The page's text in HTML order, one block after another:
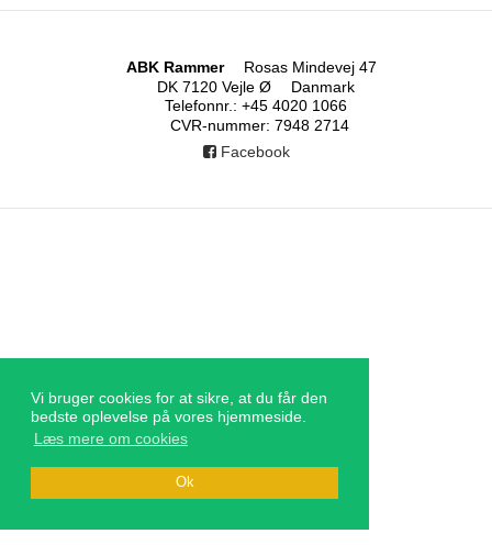
Vi bruger cookies for at sikre, at du får den
bedste oplevelse på vores hjemmeside.
Læs mere om cookies
Ok
ABK Rammer
Rosas Mindevej 47
DK 7120 Vejle Ø
Danmark
Telefonnr.: +45 4020 1066
CVR-nummer: 7948 2714
Facebook